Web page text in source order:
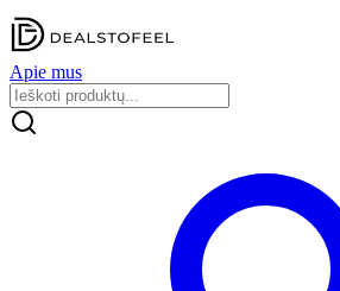
Apie mus